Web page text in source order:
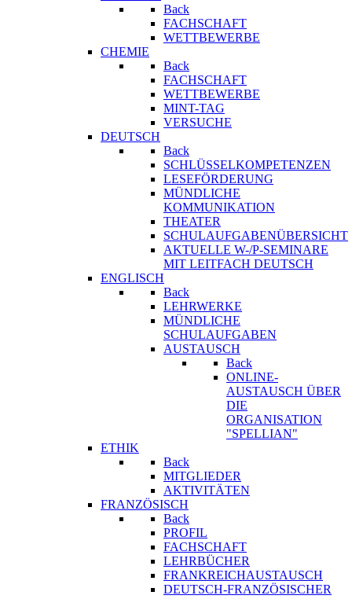
Back
FACHSCHAFT
WETTBEWERBE
CHEMIE
Back
FACHSCHAFT
WETTBEWERBE
MINT-TAG
VERSUCHE
DEUTSCH
Back
SCHLÜSSELKOMPETENZEN
LESEFÖRDERUNG
MÜNDLICHE
KOMMUNIKATION
THEATER
SCHULAUFGABENÜBERSICHT
AKTUELLE W-/P-SEMINARE
MIT LEITFACH DEUTSCH
ENGLISCH
Back
LEHRWERKE
MÜNDLICHE
SCHULAUFGABEN
AUSTAUSCH
Back
ONLINE-
AUSTAUSCH ÜBER
DIE
ORGANISATION
"SPELLIAN"
ETHIK
Back
MITGLIEDER
AKTIVITÄTEN
FRANZÖSISCH
Back
PROFIL
FACHSCHAFT
LEHRBÜCHER
FRANKREICHAUSTAUSCH
DEUTSCH-FRANZÖSISCHER